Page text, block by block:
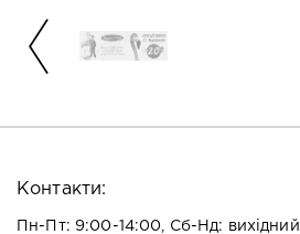
Контакти:
Пн-Пт: 9:00-14:00, Сб-Нд: вихідний